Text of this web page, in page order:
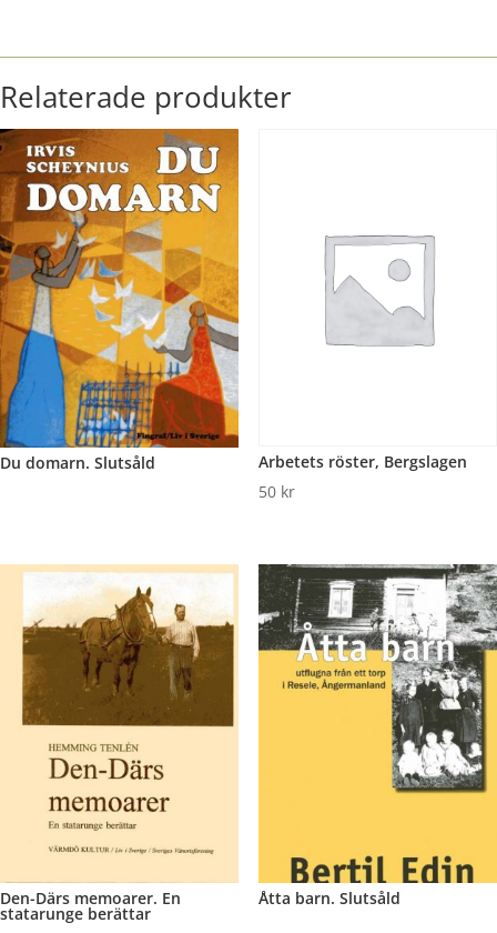
Relaterade produkter
Du domarn. Slutsåld
Arbetets röster, Bergslagen
50 kr
Den-Därs memoarer. En
statarunge berättar
Åtta barn. Slutsåld